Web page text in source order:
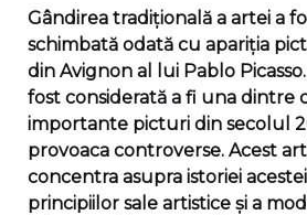
Gândirea tradițională a artei a
schimbată odată cu apariția
din Avignon al lui Pablo
fost considerată a fi una dintre
importante picturi din secolul
provoaca controverse. Acest
concentra asupra istoriei
principiilor sale artistice și a